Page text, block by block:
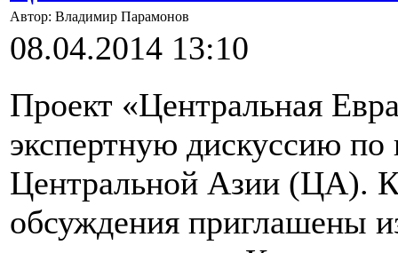
Автор: Владимир Парамонов
08.04.2014 13:10
Проект «Центральная
экспертную дискуссию по
Центральной Азии (ЦА). К
обсуждения приглашены